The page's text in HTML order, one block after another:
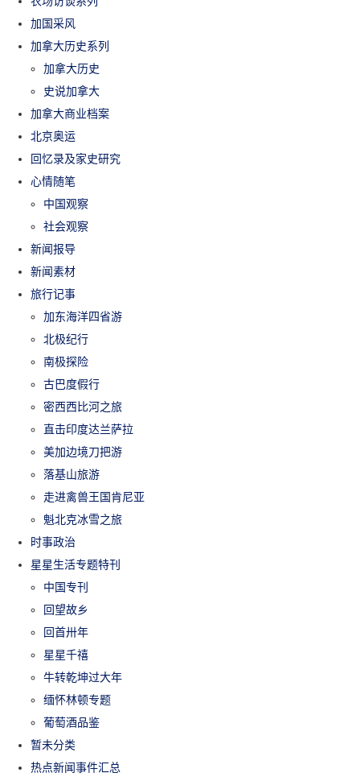
加国采风
加拿大历史系列
加拿大历史
史说加拿大
加拿大商业档案
北京奥运
回忆录及家史研究
心情随笔
中国观察
社会观察
新闻报导
新闻素材
旅行记事
加东海洋四省游
北极纪行
南极探险
古巴度假行
密西西比河之旅
直击印度达兰萨拉
美加边境刀把游
落基山旅游
走进禽兽王国肯尼亚
魁北克冰雪之旅
时事政治
星星生活专题特刊
中国专刊
回望故乡
回首卅年
星星千禧
牛转乾坤过大年
缅怀林顿专题
葡萄酒品鉴
暂未分类
热点新闻事件汇总